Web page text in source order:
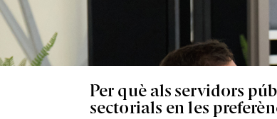
Per què als servidors
sectorials en les